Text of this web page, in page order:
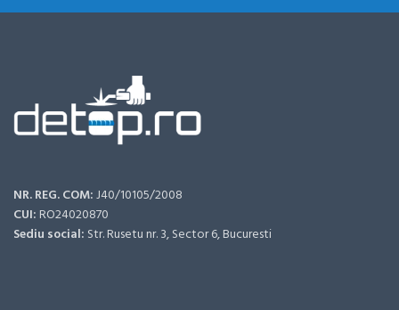
NR. REG. COM:J40/10105/2008
CUI:RO24020870
Sediu social: Str. Rusetu nr. 3, Sector 6, Bucuresti